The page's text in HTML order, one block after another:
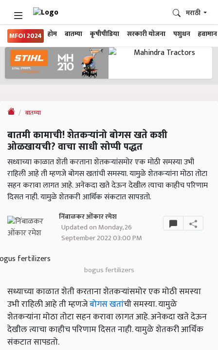
MFOI 2024 होम बातम्या कृषीपीडिया सरकारी योजना पशुधन हवामान
मराठी
बातम्या
बातमी कामाची! शेतकऱ्यांनो बोगस खते कशी
ओळखायची? वाचा साधी सोप्पी पद्धत
सध्याच्या काळात शेती करताना शेतकऱ्यांसमोर एक मोठी समस्या उभी
राहिली आहे ती म्हणजे बोगस खतांची समस्या. यामुळे शेतकऱ्यांना मोठा तोटा
सहन करावा लागत आहे. अनेकदा खते देऊन देखील त्याचा काहीच परिणाम
दिसत नाही. यामुळे शेतकरी आर्थिक संकटात सापडतो.
निंबाळकर ओंकार रमेश
Updated on Monday, 26
September 2022 03:00 PM
bogus fertilizers
सध्याच्या काळात शेती करताना शेतकऱ्यांसमोर एक मोठी समस्या
उभी राहिली आहे ती म्हणजेबोगस खतांची समस्या. यामुळे
शेतकऱ्यांना मोठा तोटा सहन करावा लागत आहे. अनेकदा खते देऊन
देखील त्याचा काहीच परिणाम दिसत नाही. यामुळे शेतकरी आर्थिक
संकटात सापडतो.